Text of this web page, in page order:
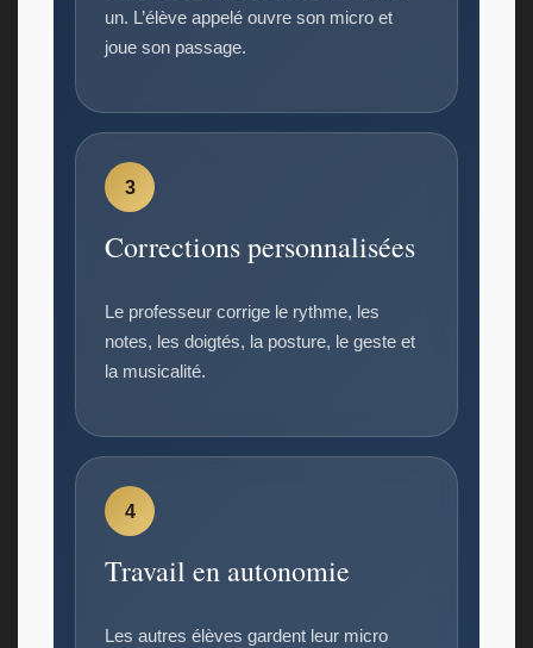
un. L’élève appelé ouvre son micro et
joue son passage.
3
Corrections personnalisées
Le professeur corrige le rythme, les
notes, les doigtés, la posture, le geste et
la musicalité.
4
Travail en autonomie
Les autres élèves gardent leur micro